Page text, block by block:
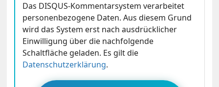
Das DISQUS-Kommentarsystem verarbeitet
personenbezogene Daten. Aus diesem Grund
wird das System erst nach ausdrücklicher
Einwilligung über die nachfolgende
Schaltfläche geladen. Es gilt die
Datenschutzerklärung.